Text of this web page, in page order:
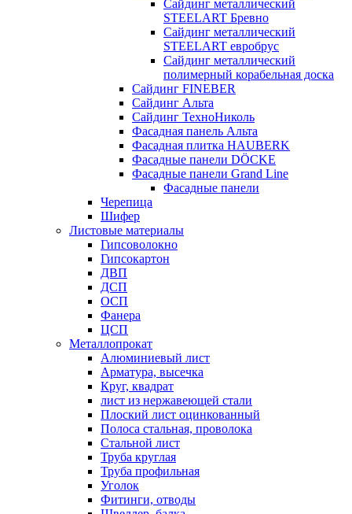
Сайдинг металлический
STEELART Бревно
Сайдинг металлический
STEELART евробрус
Сайдинг металлический
полимерный корабельная доска
Сайдинг FINEBER
Сайдинг Альта
Сайдинг ТехноНиколь
Фасадная панель Альта
Фасадная плитка HAUBERK
Фасадные панели DÖCKE
Фасадные панели Grand Line
Фасадные панели
Черепица
Шифер
Листовые материалы
Гипсоволокно
Гипсокартон
ДВП
ДСП
ОСП
Фанера
ЦСП
Металлопрокат
Алюминиевый лист
Арматура, высечка
Круг, квадрат
лист из нержавеющей стали
Плоский лист оцинкованный
Полоса стальная, проволока
Стальной лист
Труба круглая
Труба профильная
Уголок
Фитинги, отводы